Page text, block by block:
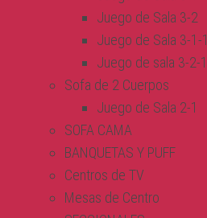
Juego de Sala 3-2
Juego de Sala 3-1-1
Juego de sala 3-2-1
Sofa de 2 Cuerpos
Juego de Sala 2-1
SOFA CAMA
BANQUETAS Y PUFF
Centros de TV
Mesas de Centro